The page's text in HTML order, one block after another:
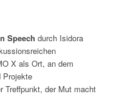
Speech durch Isidora
X als Ort, an dem
Projekte
Treffpunkt, der Mut macht